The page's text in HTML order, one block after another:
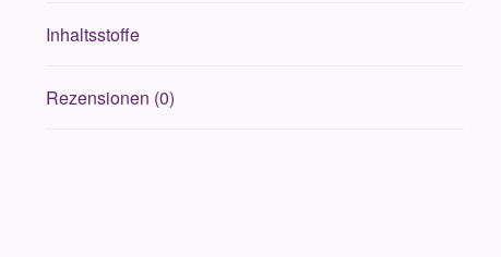
Inhaltsstoffe
Rezensionen (0)